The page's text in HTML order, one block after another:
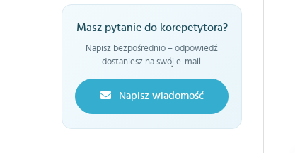
Masz pytanie do korepetytora?
Napisz bezpośrednio – odpowiedź
dostaniesz na swój e-mail.
Napisz wiadomość